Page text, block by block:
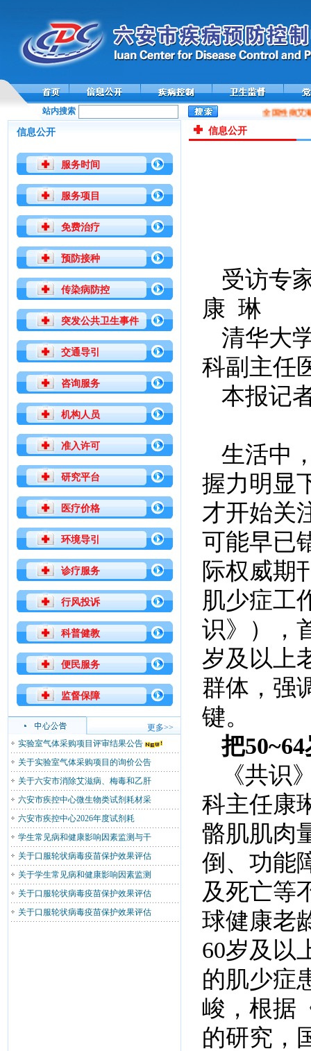
站内搜索 全国性病艾滋
信息公开
服务时间
服务项目
免费治疗
预防接种
传染病防控
突发公共卫生事件
交通导引
咨询服务
机构人员
准入许可
研究平台
医疗价格
环境导引
诊疗服务
行风投诉
科普健教
便民服务
监督保障
更多>>
实验室气体采购项目评审结果公告
关于实验室气体采购项目的询价公告
关于六安市消除艾滋病、梅毒和乙肝
六安市疾控中心微生物类试剂耗材采
六安市疾控中心2026年度试剂耗
学生常见病和健康影响因素监测与干
关于口服轮状病毒疫苗保护效果评估
关于学生常见病和健康影响因素监测
关于口服轮状病毒疫苗保护效果评估
关于口服轮状病毒疫苗保护效果评估
信息公开
受访专
康 琳
清华大
科副主任
本报记
生活中
握力明显
才开始关
可能早已
际权威期
肌少症工
识》），
岁及以上
群体，强
键。
把
《共识
科主任康
骼肌肌肉
倒、功能
及死亡等
球健康老
60岁及以
的肌少症
峻，根据
的研究，